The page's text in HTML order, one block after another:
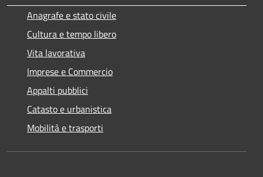
Anagrafe e stato civile
Cultura e tempo libero
Vita lavorativa
Imprese e Commercio
Appalti pubblici
Catasto e urbanistica
Mobilità e trasporti